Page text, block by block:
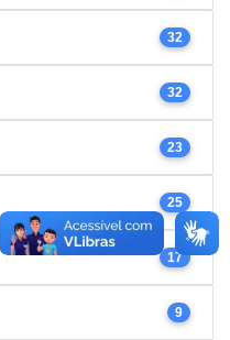
32
32
23
25
17
9